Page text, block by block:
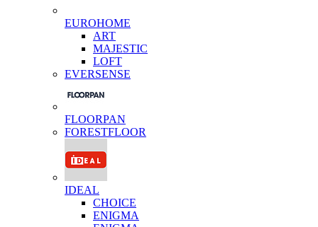
EUROHOME
ART
MAJESTIC
LOFT
EVERSENSE
FLOORPAN
FORESTFLOOR
IDEAL
CHOICE
ENIGMA